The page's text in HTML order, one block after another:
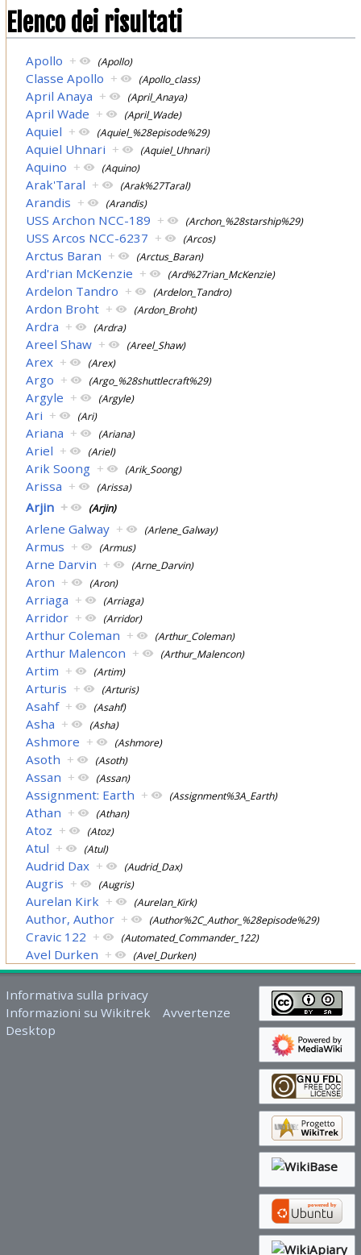
Elenco dei risultati
Apollo + (Apollo)
Classe Apollo + (Apollo_class)
April Anaya + (April_Anaya)
April Wade + (April_Wade)
Aquiel + (Aquiel_%28episode%29)
Aquiel Uhnari + (Aquiel_Uhnari)
Aquino + (Aquino)
Arak'Taral + (Arak%27Taral)
Arandis + (Arandis)
USS Archon NCC-189 + (Archon_%28starship%29)
USS Arcos NCC-6237 + (Arcos)
Arctus Baran + (Arctus_Baran)
Ard'rian McKenzie + (Ard%27rian_McKenzie)
Ardelon Tandro + (Ardelon_Tandro)
Ardon Broht + (Ardon_Broht)
Ardra + (Ardra)
Areel Shaw + (Areel_Shaw)
Arex + (Arex)
Argo + (Argo_%28shuttlecraft%29)
Argyle + (Argyle)
Ari + (Ari)
Ariana + (Ariana)
Ariel + (Ariel)
Arik Soong + (Arik_Soong)
Arissa + (Arissa)
Arjin + (Arjin)
Arlene Galway + (Arlene_Galway)
Armus + (Armus)
Arne Darvin + (Arne_Darvin)
Aron + (Aron)
Arriaga + (Arriaga)
Arridor + (Arridor)
Arthur Coleman + (Arthur_Coleman)
Arthur Malencon + (Arthur_Malencon)
Artim + (Artim)
Arturis + (Arturis)
Asahf + (Asahf)
Asha + (Asha)
Ashmore + (Ashmore)
Asoth + (Asoth)
Assan + (Assan)
Assignment: Earth + (Assignment%3A_Earth)
Athan + (Athan)
Atoz + (Atoz)
Atul + (Atul)
Audrid Dax + (Audrid_Dax)
Augris + (Augris)
Aurelan Kirk + (Aurelan_Kirk)
Author, Author + (Author%2C_Author_%28episode%29)
Cravic 122 + (Automated_Commander_122)
Avel Durken + (Avel_Durken)
Informativa sulla privacy
Informazioni su Wikitrek
Avvertenze
Desktop